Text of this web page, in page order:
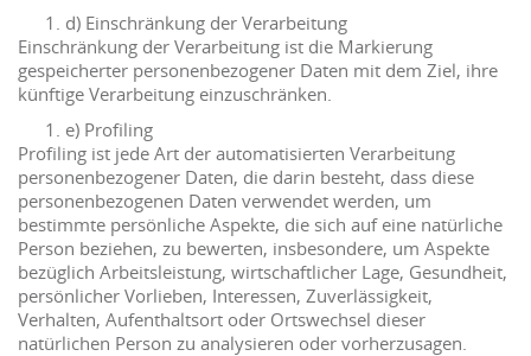
d) Einschränkung der Verarbeitung
Einschränkung der Verarbeitung ist die Markierung
gespeicherter personenbezogener Daten mit dem Ziel, ihre
künftige Verarbeitung einzuschränken.
e) Profiling
Profiling ist jede Art der automatisierten Verarbeitung
personenbezogener Daten, die darin besteht, dass diese
personenbezogenen Daten verwendet werden, um
bestimmte persönliche Aspekte, die sich auf eine natürliche
Person beziehen, zu bewerten, insbesondere, um Aspekte
bezüglich Arbeitsleistung, wirtschaftlicher Lage, Gesundheit,
persönlicher Vorlieben, Interessen, Zuverlässigkeit,
Verhalten, Aufenthaltsort oder Ortswechsel dieser
natürlichen Person zu analysieren oder vorherzusagen.